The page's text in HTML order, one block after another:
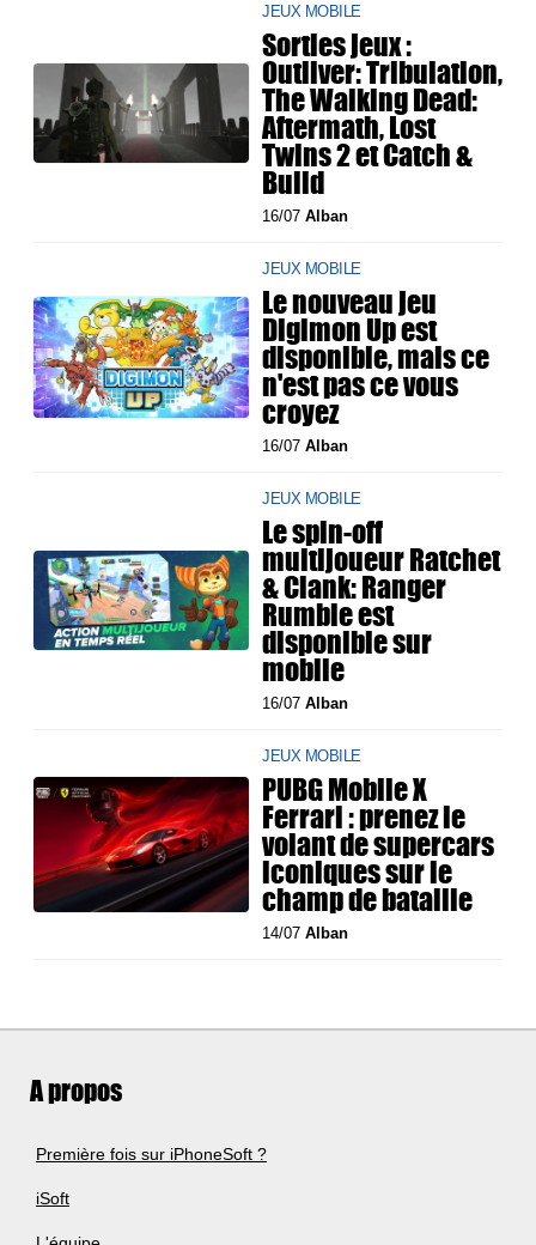
JEUX MOBILE
Sorties jeux :
Outliver: Tribulation,
The Walking Dead:
Aftermath, Lost
Twins 2 et Catch &
Build
16/07Alban
JEUX MOBILE
Le nouveau jeu
Digimon Up est
disponible, mais ce
n'est pas ce vous
croyez
16/07Alban
JEUX MOBILE
Le spin-off
multijoueur Ratchet
& Clank: Ranger
Rumble est
disponible sur
mobile
16/07Alban
JEUX MOBILE
PUBG Mobile X
Ferrari : prenez le
volant de supercars
iconiques sur le
champ de bataille
14/07Alban
A propos
Première fois sur iPhoneSoft ?
iSoft